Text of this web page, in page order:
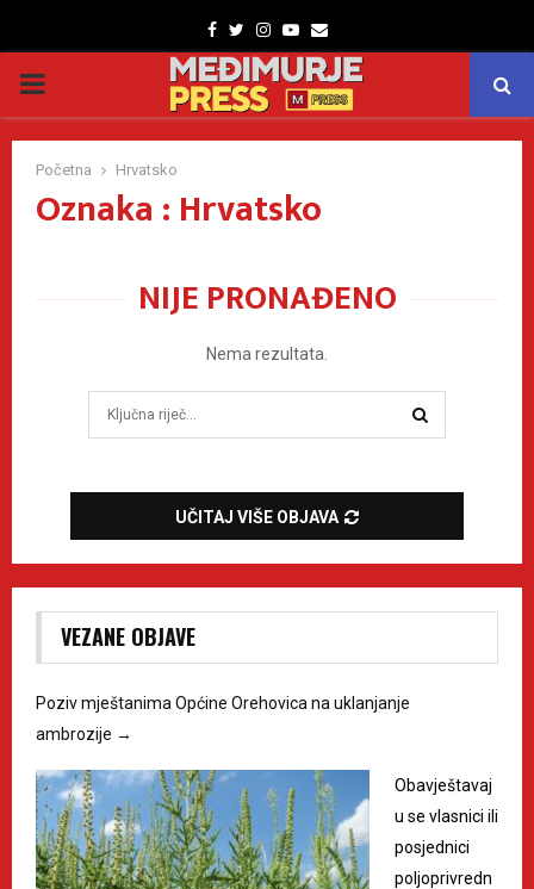
Facebook
TwitterInstagram
Youtube
Email
PRIMARY
MENU
Početna Hrvatsko
Oznaka : Hrvatsko
NIJE PRONAĐENO
Nema rezultata.
UČITAJ VIŠE OBJAVA
VEZANE OBJAVE
Poziv mještanima Općine Orehovica na uklanjanje
ambrozije →
Obavještavaj
u se vlasnici ili
posjednici
poljoprivredn